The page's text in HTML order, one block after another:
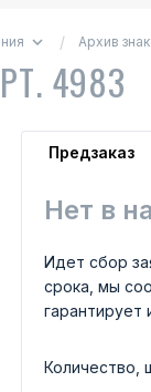
Архив
4983
Предзаказ
Нет в
Идет сбор
срока, мы
гарантирует
Количество,